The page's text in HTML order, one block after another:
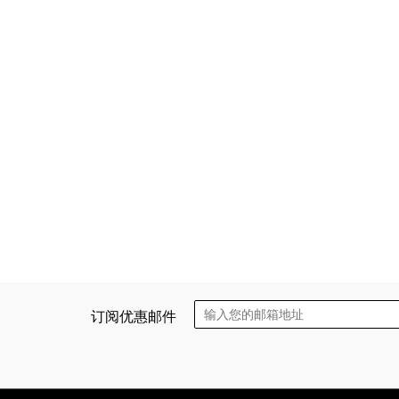
订阅优惠邮件